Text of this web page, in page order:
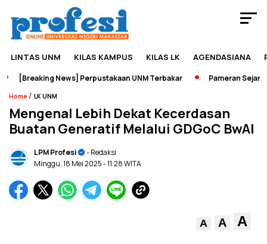
LINTAS UNM KILAS KAMPUS KILAS LK AGENDASIANA
[Breaking News] Perpustakaan UNM Terbakar Pameran Sejarah
Home / LK UNM
Mengenal Lebih Dekat Kecerdasan
Buatan Generatif Melalui GDGoC BwAI
LPM Profesi
- Redaksi
Minggu, 18 Mei 2025- 11:28 WITA
A A A